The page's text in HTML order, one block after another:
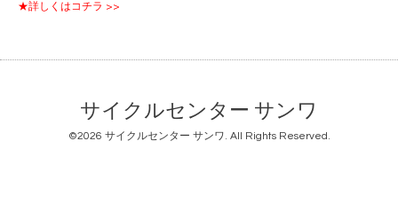
★詳しくはコチラ >>
サイクルセンター サンワ
©2026 サイクルセンター サンワ. All Rights Reserved.